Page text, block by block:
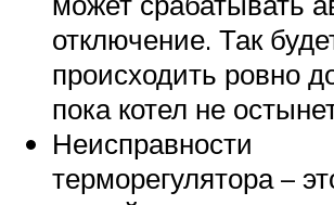
отключение. Так
происходить ровно
пока котел не
Неисправности
терморегулятора –